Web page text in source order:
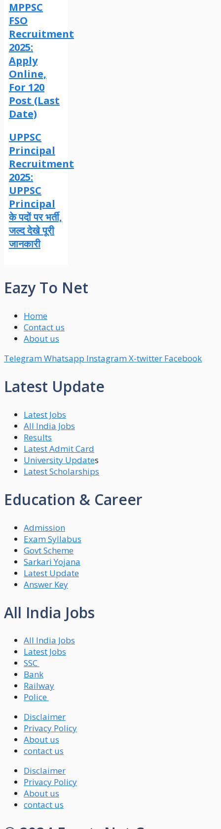
MPPSC
FSO
Recruitment
2025:
Apply
Online,
For 120
Post (Last
Date)
UPPSC
Principal
Recruitment
2025:
UPPSC
Principal
के पदों पर भर्ती,
जल्द देखे पूरी
जानकारी
Eazy To Net
Home
Contact us
About us
TelegramWhatsapp InstagramX-twitter Facebook
Latest Update
Latest Jobs
All India Jobs
Results
Latest Admit Card
University Updates
Latest Scholarships
Education & Career
Admission
Exam Syllabus
Govt Scheme
Sarkari Yojana
Latest Update
Answer Key
All India Jobs
All India Jobs
Latest Jobs
SSC
Bank
Railway
Police
Disclaimer
Privacy Policy
About us
contact us
Disclaimer
Privacy Policy
About us
contact us